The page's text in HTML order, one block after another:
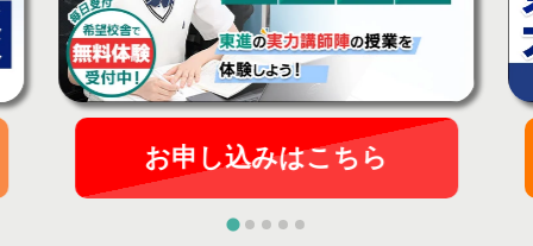
お申し込みはこちら